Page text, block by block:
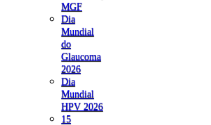
MGF
Dia
Mundial
do
Glaucoma
2026
Dia
Mundial
HPV 2026
15